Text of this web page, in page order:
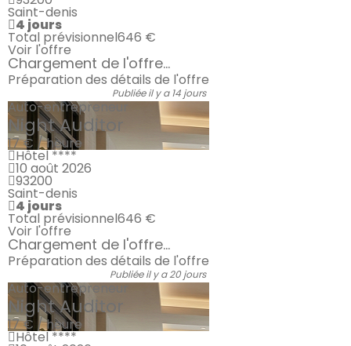
Saint-denis
4 jours
Total prévisionnel646 €
Voir l'offre
Chargement de l'offre...
Préparation des détails de l'offre
Publiée il y a 14 jours
Auto-entrepreneur
Night Auditor
17 € / heure
Hôtel ****
10 août 2026
93200
Saint-denis
4 jours
Total prévisionnel646 €
Voir l'offre
Chargement de l'offre...
Préparation des détails de l'offre
Publiée il y a 20 jours
Auto-entrepreneur
Night Auditor
17 € / heure
Hôtel ****